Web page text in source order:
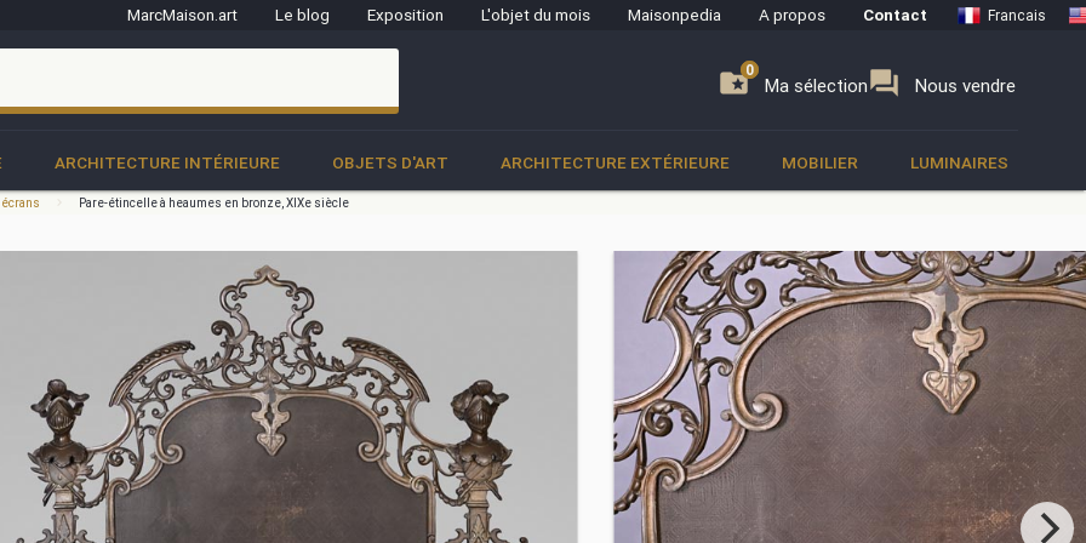
MarcMaison.art Le blog Exposition L'objet du mois Maisonpedia A propos Contact Francais
folder_special Ma sélection
0 forum Nous vendre
0
ARCHITECTURE INTÉRIEURE OBJETS D'ART ARCHITECTURE EXTÉRIEURE MOBILIER LUMINAIRES
Pare-étincelle à heaumes en bronze, XIXe siècle